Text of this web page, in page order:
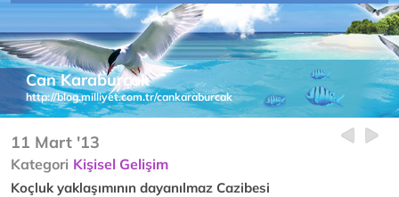
Can Karaburçak
http://blog.milliyet.com.tr/cankaraburcak
11 Mart '13
Kategori Kişisel Gelişim
Koçluk yaklaşımının dayanılmaz Cazibesi